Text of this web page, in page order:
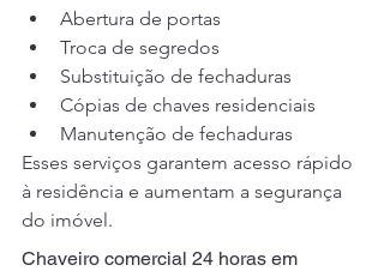
Abertura de portas
Troca de segredos
Substituição de fechaduras
Cópias de chaves residenciais
Manutenção de fechaduras
Esses serviços garantem acesso rápido
à residência e aumentam a segurança
do imóvel.
Chaveiro comercial 24 horas em